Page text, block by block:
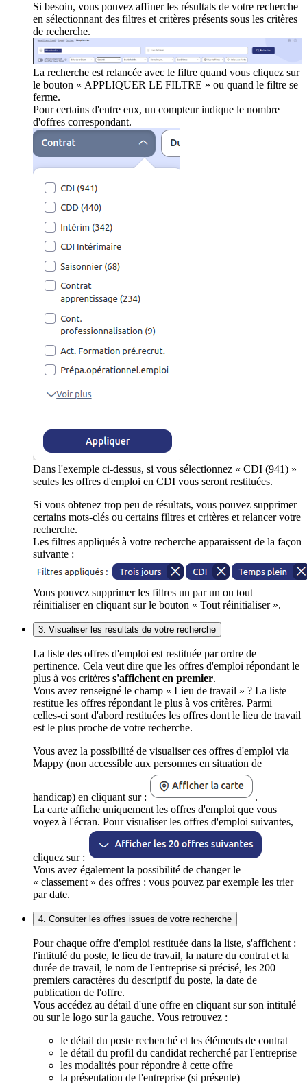
Si besoin, vous pouvez affiner les résultats de votre recherche
en sélectionnant des filtres et critères présents sous les critères
de recherche.
La recherche est relancée avec le filtre quand vous cliquez sur
le bouton « APPLIQUER LE FILTRE » ou quand le filtre se
ferme.
Pour certains d'entre eux, un compteur indique le nombre
d'offres correspondant.
Dans l'exemple ci-dessus, si vous sélectionnez « CDI (941) »
seules les offres d'emploi en CDI vous seront restituées.
Si vous obtenez trop peu de résultats, vous pouvez supprimer
certains mots-clés ou certains filtres et critères et relancer votre
recherche.
Les filtres appliqués à votre recherche apparaissent de la façon
suivante :
Vous pouvez supprimer les filtres un par un ou tout
réinitialiser en cliquant sur le bouton « Tout réinitialiser ».
3. Visualiser les résultats de votre recherche
La liste des offres d'emploi est restituée par ordre de
pertinence. Cela veut dire que les offres d'emploi répondant le
plus à vos critères s'affichent en premier.
Vous avez renseigné le champ « Lieu de travail » ? La liste
restitue les offres répondant le plus à vos critères. Parmi
celles-ci sont d'abord restituées les offres dont le lieu de travail
est le plus proche de votre recherche.
Vous avez la possibilité de visualiser ces offres d'emploi via
Mappy (non accessible aux personnes en situation de
handicap) en cliquant sur :
.
La carte affiche uniquement les offres d'emploi que vous
voyez à l'écran. Pour visualiser les offres d'emploi suivantes,
cliquez sur :
Vous avez également la possibilité de changer le
« classement » des offres : vous pouvez par exemple les trier
par date.
4. Consulter les offres issues de votre recherche
Pour chaque offre d'emploi restituée dans la liste, s'affichent :
l'intitulé du poste, le lieu de travail, la nature du contrat et la
durée de travail, le nom de l'entreprise si précisé, les 200
premiers caractères du descriptif du poste, la date de
publication de l'offre.
Vous accédez au détail d'une offre en cliquant sur son intitulé
ou sur le logo sur la gauche. Vous retrouvez :
le détail du poste recherché et les éléments de contrat
le détail du profil du candidat recherché par l'entreprise
les modalités pour répondre à cette offre
la présentation de l'entreprise (si présente)